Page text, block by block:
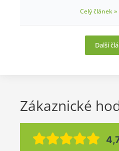
Celý článek »
Další
Zákaznické